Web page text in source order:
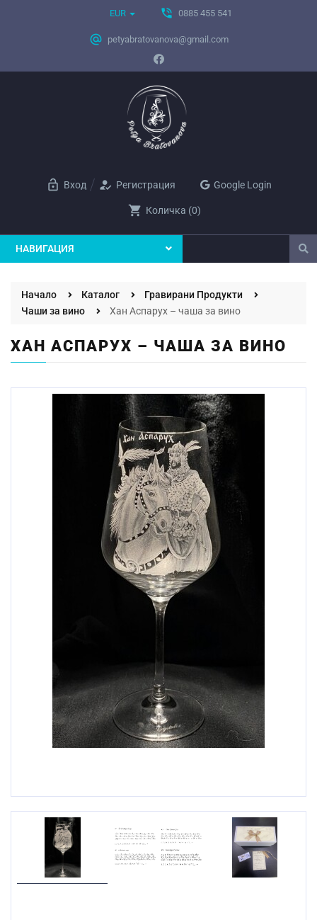
EUR phone_in_talk 0885 455 541
alternate_email petyabratovanova@gmail.com
lock_open Вход how_to_reg Регистрация Google Login
shopping_cart Количка (0)
НАВИГАЦИЯ
Начало Каталог
Гравирани Продукти
Чаши за вино
Хан Аспарух – чаша за вино
ХАН АСПАРУХ – ЧАША ЗА ВИНО